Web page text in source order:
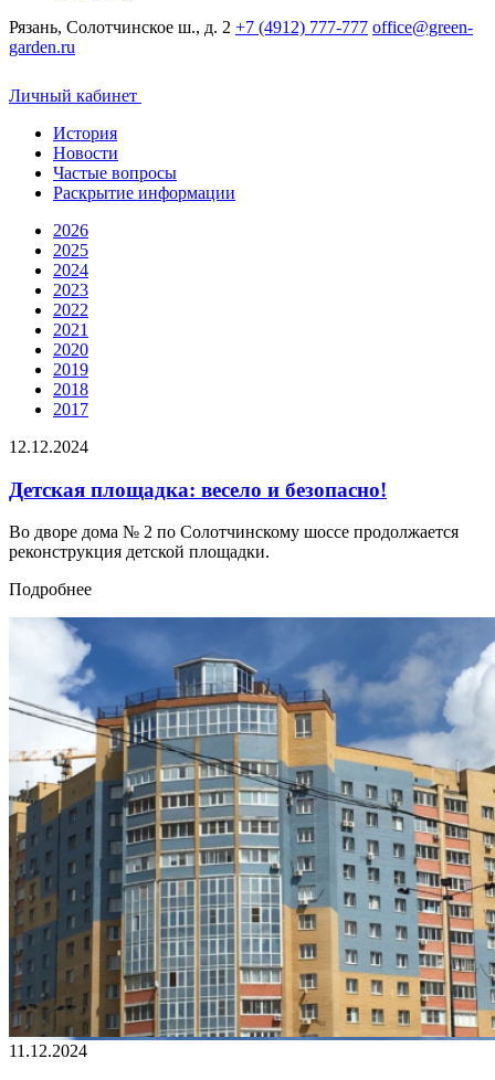
Рязань, Солотчинское ш., д. 2 +7 (4912) 777-777 office@green-
garden.ru
Личный кабинет
История
Новости
Частые вопросы
Раскрытие информации
2026
2025
2024
2023
2022
2021
2020
2019
2018
2017
12.12.2024
Детская площадка: весело и безопасно!
Во дворе дома № 2 по Солотчинскому шоссе продолжается
реконструкция детской площадки.
Подробнее
11.12.2024